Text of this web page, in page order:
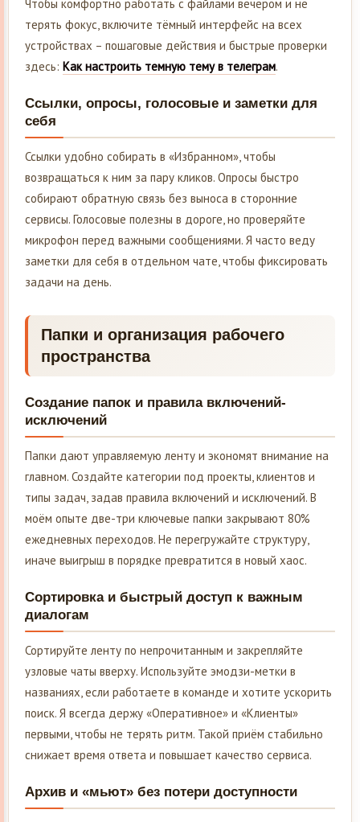
Чтобы комфортно работать с файлами вечером и не
терять фокус, включите тёмный интерфейс на всех
устройствах – пошаговые действия и быстрые проверки
здесь: Как настроить темную тему в телеграм.
Ссылки, опросы, голосовые и заметки для
себя
Ссылки удобно собирать в «Избранном», чтобы
возвращаться к ним за пару кликов. Опросы быстро
собирают обратную связь без выноса в сторонние
сервисы. Голосовые полезны в дороге, но проверяйте
микрофон перед важными сообщениями. Я часто веду
заметки для себя в отдельном чате, чтобы фиксировать
задачи на день.
Папки и организация рабочего
пространства
Создание папок и правила включений-
исключений
Папки дают управляемую ленту и экономят внимание на
главном. Создайте категории под проекты, клиентов и
типы задач, задав правила включений и исключений. В
моём опыте две-три ключевые папки закрывают 80%
ежедневных переходов. Не перегружайте структуру,
иначе выигрыш в порядке превратится в новый хаос.
Сортировка и быстрый доступ к важным
диалогам
Сортируйте ленту по непрочитанным и закрепляйте
узловые чаты вверху. Используйте эмодзи-метки в
названиях, если работаете в команде и хотите ускорить
поиск. Я всегда держу «Оперативное» и «Клиенты»
первыми, чтобы не терять ритм. Такой приём стабильно
снижает время ответа и повышает качество сервиса.
Архив и «мьют» без потери доступности